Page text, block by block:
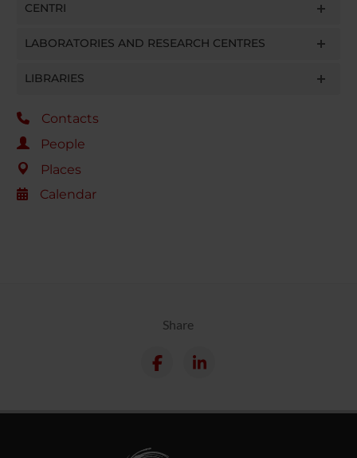
CENTRI
LABORATORIES AND RESEARCH CENTRES
LIBRARIES
Contacts
People
Places
Calendar
Share